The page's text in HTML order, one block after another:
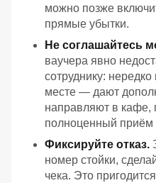
можно позже
прямые убытки.
Не соглашайтесь
ваучера явно
сотруднику:
месте — дают
направляют в кафе,
полноценный
Фиксируйте отказ.
номер стойки,
чека. Это